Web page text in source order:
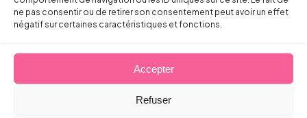
ne pas consentir ou de retirer son consentement peut avoir un effet
négatif sur certaines caractéristiques et fonctions.
Accepter
Refuser
elle peut être (et éventuellement a déjà
été) réparée.
Cette évolution doit être saluée à double